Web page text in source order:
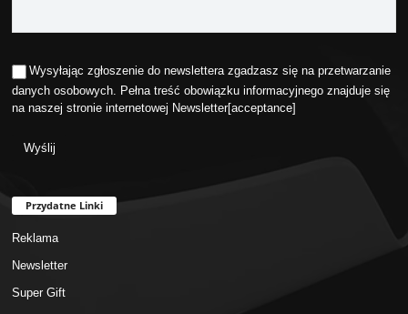
Wysyłając zgłoszenie do newslettera zgadzasz się na przetwarzanie
danych osobowych. Pełna treść obowiązku informacyjnego znajduje się
na naszej stronie internetowej Newsletter[acceptance]
Przydatne Linki
Reklama
Newsletter
Super Gift